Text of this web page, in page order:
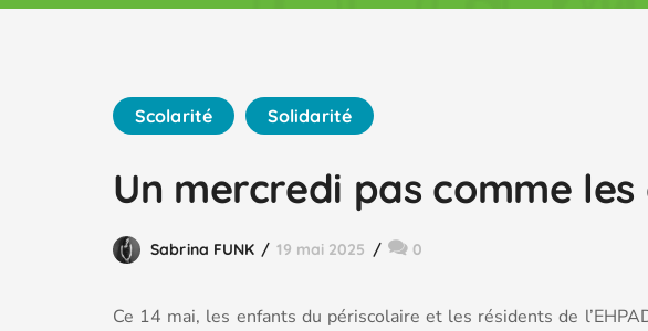
Scolarité Solidarité
Un mercredi pas comme
Sabrina FUNK 19 mai 2025 0
Ce 14 mai, les enfants du périscolaire et les résidents de